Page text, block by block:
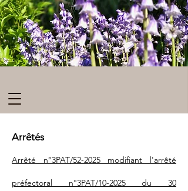
Arrêtés
Arrêté n°3PAT/52-2025 modifiant l'arrêté
préfectoral n°3PAT/10-2025 du 30